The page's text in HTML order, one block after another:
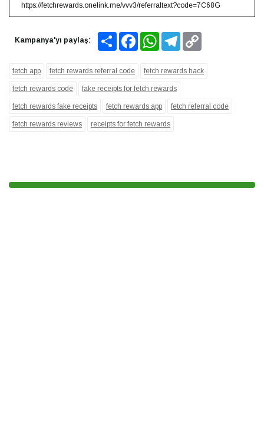
https://fetchrewards.onelink.me/vvv3/referraltext?code=7C68G
Kampanya'yı paylaş: Share FacebookWhatsAppTelegram
fetch app fetch rewards referral code fetch rewards hack
fetch rewards code fake receipts for fetch rewards
fetch rewards fake receipts fetch rewards app fetch referral code
fetch rewards reviews receipts for fetch rewards